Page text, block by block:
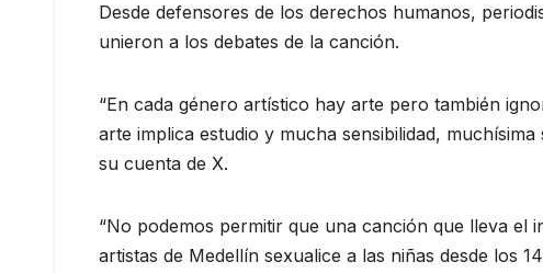
Desde defensores de los derechos humanos,
unieron a los debates de la canción.
“En cada género artístico hay arte pero también
arte implica estudio y mucha sensibilidad,
su cuenta de X.
“No podemos permitir que una canción que lleva el
artistas de Medellín sexualice a las niñas desde los